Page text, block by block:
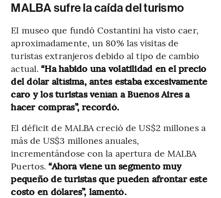
MALBA sufre la caída del turismo
El museo que fundó Costantini ha visto caer,
aproximadamente, un 80% las visitas de
turistas extranjeros debido al tipo de cambio
actual.“Ha habido una volatilidad en el precio
del dólar altísima, antes estaba excesivamente
caro y los turistas venían a Buenos Aires a
hacer compras”, recordó.
El déficit de MALBA creció de US$2 millones a
más de US$3 millones anuales,
incrementándose con la apertura de MALBA
Puertos.“Ahora viene un segmento muy
pequeño de turistas que pueden afrontar este
costo en dólares”, lamentó.